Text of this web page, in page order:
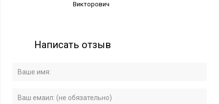
Викторович
Написать отзыв